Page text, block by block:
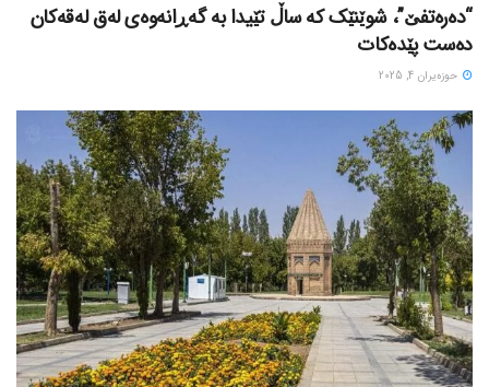
“دەرەتفێ”، شوێنێک کە ساڵ تێیدا بە گەڕانەوەی لەق لەقەکان
دەست پێدەکات
حوزه‌یران 4, 2025